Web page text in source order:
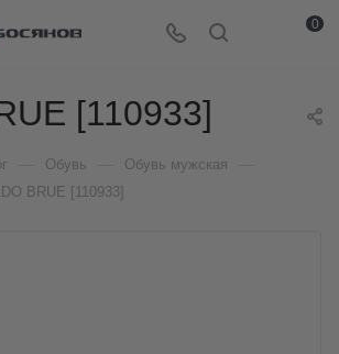
0
[110933]
Обувь Обувь мужская
BRUE [110933]